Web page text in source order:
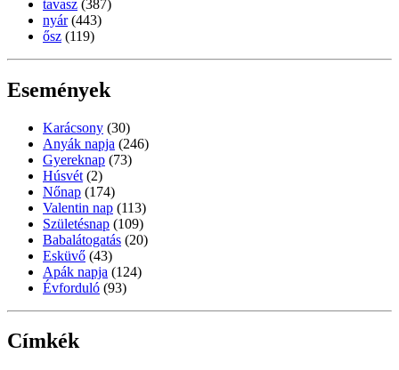
tavasz (387)
nyár (443)
ősz (119)
Események
Karácsony (30)
Anyák napja (246)
Gyereknap (73)
Húsvét (2)
Nőnap (174)
Valentin nap (113)
Születésnap (109)
Babalátogatás (20)
Esküvő (43)
Apák napja (124)
Évforduló (93)
Címkék